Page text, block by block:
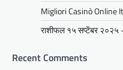
Migliori Casinò Online
राशीफल १५ सप्टेंबर २०२५
Recent Comments